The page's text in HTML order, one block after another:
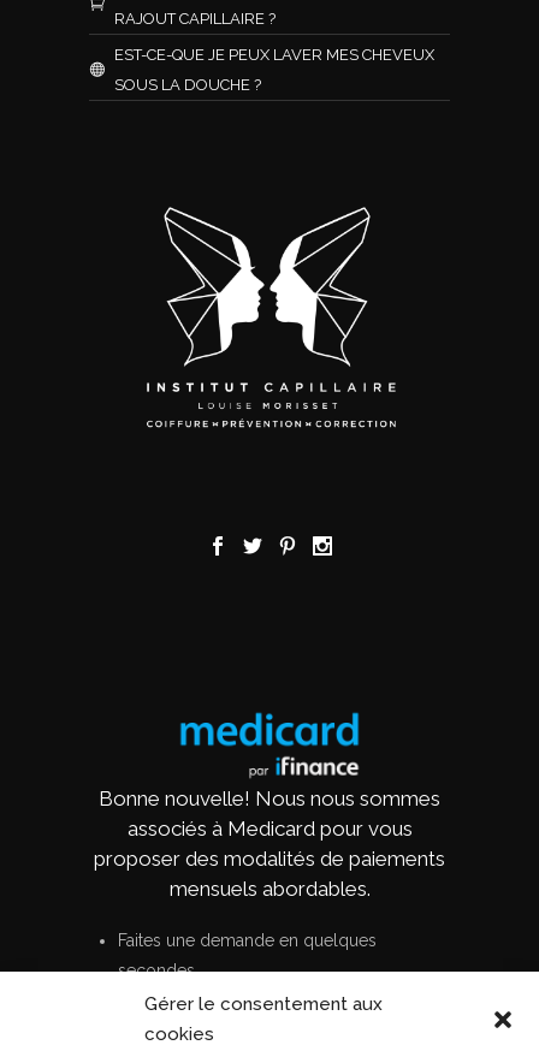
Gérer le consentement aux
cookies
RAJOUT CAPILLAIRE ?
EST-CE-QUE JE PEUX LAVER MES CHEVEUX
SOUS LA DOUCHE ?
Bonne nouvelle! Nous nous sommes
associés à Medicard pour vous
proposer des modalités de paiements
mensuels abordables.
Faites une demande en quelques
secondes
Aucun coût ni frais cachés
Options de paiements flexibles